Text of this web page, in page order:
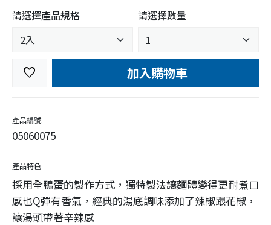
請選擇產品規格 請選擇數量
favorite 加入購物車
產品編號
05060075
產品特色
採用全鴨蛋的製作方式，獨特製法讓麵體變得更耐煮口
感也Q彈有香氣，經典的湯底調味添加了辣椒跟花椒，
讓湯頭帶著辛辣感